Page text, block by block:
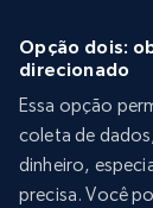
Opção dois:
direcionado
Essa opção
coleta de
dinheiro,
precisa. Você